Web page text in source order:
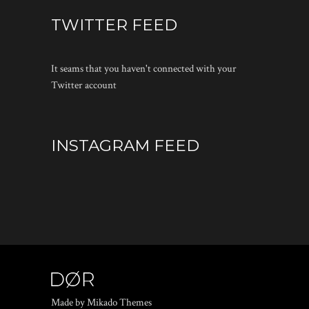
TWITTER FEED
It seams that you haven't connected with your
Twitter account
INSTAGRAM FEED
Made by Mikado Themes